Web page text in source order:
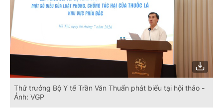
Thứ trưởng Bộ Y tế Trần Văn Thuấn phát biểu tại hội thảo -
Ảnh: VGP